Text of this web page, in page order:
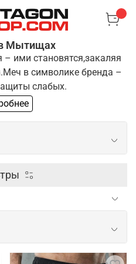
Мытищах
ими становятся,закаляя
Меч в символике бренда –
слабых.
тех, кто выбирает
Если ты разделяешь
частью нашей команды
для спорта от